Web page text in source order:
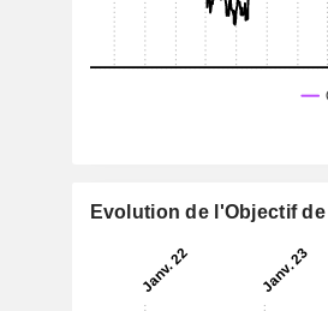
Evolution de l'Objectif